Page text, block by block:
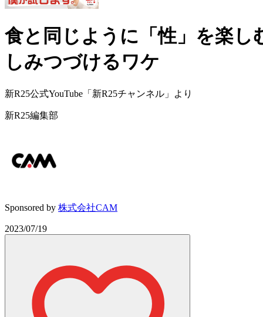
食と同じように「性」を楽し
しみつづけるワケ
新R25公式YouTube「新R25チャンネル」より
新R25編集部
Sponsored by 株式会社CAM
2023/07/19